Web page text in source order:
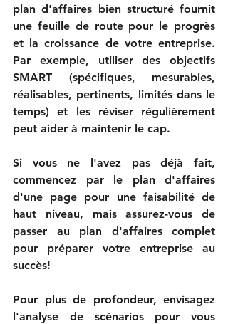
plan d'affaires bien structuré fournit
une feuille de route pour le progrès
et la croissance de votre entreprise.
Par exemple, utiliser des objectifs
SMART (spécifiques, mesurables,
réalisables, pertinents, limités dans le
temps) et les réviser régulièrement
peut aider à maintenir le cap.
Si vous ne l'avez pas déjà fait,
commencez par le plan d'affaires
d'une page pour une faisabilité de
haut niveau, mais assurez-vous de
passer au plan d'affaires complet
pour préparer votre entreprise au
succès!
Pour plus de profondeur, envisagez
l'analyse de scénarios pour vous